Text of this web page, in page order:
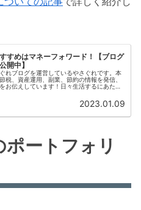
すめはマネーフォワード！【ブログ
開中】
れブログを運営しているやさぐれです。本
税、資産運用、副業、節約の情報を発信、
お伝えしています！日々生活するにあたっ
2023.01.09
ートフォリ